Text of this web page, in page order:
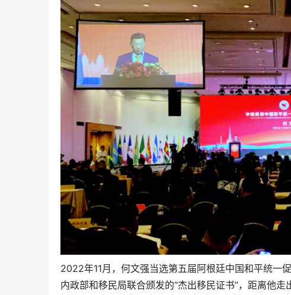
2022年11月，何文强当选第五届阿根廷中国和平统一
内政部和移民局联合颁发的“杰出移民证书”，距离他